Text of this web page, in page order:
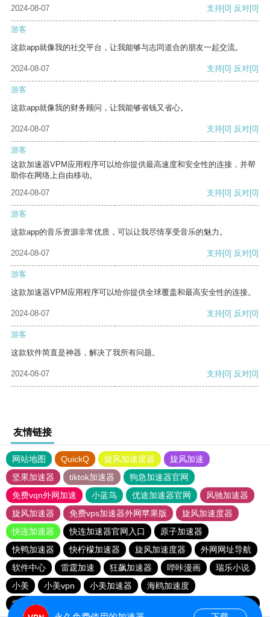
2024-08-07
支持[0] 反对[0]
游客
这款app就像我的社交平台，让我能够与志同道合的朋友一起交流。
2024-08-07 支持[0] 反对[0]
游客
这款app就像我的财务顾问，让我能够省钱又省心。
2024-08-07 支持[0] 反对[0]
游客
这款加速器VPM应用程序可以给你提供最高速度和安全性的连接，并帮
助你在网络上自由移动。
2024-08-07
支持[0] 反对[0]
游客
这款app的音乐资源非常优质，可以让我尽情享受音乐的魅力。
2024-08-07 支持[0] 反对[0]
游客
这款加速器VPM应用程序可以给你提供全球覆盖和最高安全性的连接。
2024-08-07 支持[0] 反对[0]
游客
这款软件简直是神器，解决了我所有问题。
2024-08-07 支持[0] 反对[0]
友情链接
网站地图 QuickQ 旋风加速度器
旋风加速
坚果加速器
tiktok加速器
狗急加速器官网
免费vqn外网加速
小蓝鸟 优途加速器官网
风驰加速器
旋风加速器
免费vps加速器外网苹果版
旋风加速度器
快连加速器
快连加速器官网入口
原子加速器
快鸭加速器
快柠檬加速器 旋风加速度器
外网网址导航
软件中心
雷霆加速 狂飙加速器 哔咔漫画
瑞乐小说
小美
小美vpn 小美加速器
海鸥加速度
雷霆加速版ins
雷霆加速